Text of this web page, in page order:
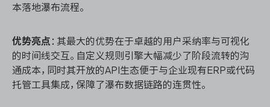
本落地瀑布流程。
优势亮点 ：其最大的优势在于卓越的用户采纳率与可视化
的时间线交互。自定义规则引擎大幅减少了阶段流转的沟
通成本，同时其开放的API生态便于与企业现有ERP或代码
托管工具集成，保障了瀑布数据链路的连贯性。